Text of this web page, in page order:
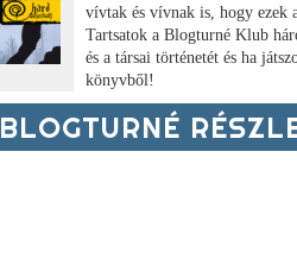
vívtak és vívnak is, hogy ezek
Tartsatok a Blogturné Klub
és a társai történetét és ha
könyvből!
BLOGTURNÉ